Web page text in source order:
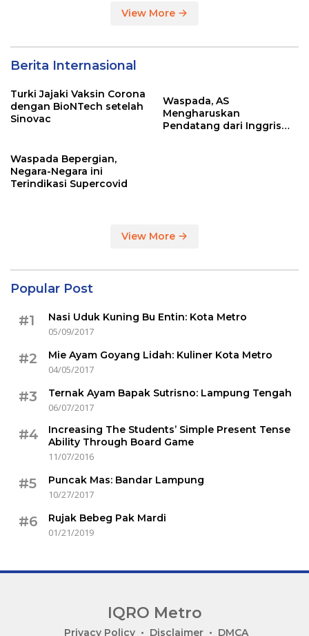
View More
Berita Internasional
Turki Jajaki Vaksin Corona
dengan BioNTech setelah
Sinovac
Waspada, AS
Mengharuskan
Pendatang dari Inggris
Waspada Bepergian,
Negara-Negara ini
Terindikasi Supercovid
View More
Popular Post
#1
Nasi Uduk Kuning Bu Entin: Kota Metro
05/09/2017
#2
Mie Ayam Goyang Lidah: Kuliner Kota Metro
04/05/2017
#3
Ternak Ayam Bapak Sutrisno: Lampung Tengah
06/07/2017
#4
Increasing The Students’ Simple Present Tense
Ability Through Board Game
11/07/2016
#5
Puncak Mas: Bandar Lampung
10/27/2017
#6
Rujak Bebeg Pak Mardi
01/21/2019
IQRO Metro
Privacy Policy Disclaimer DMCA